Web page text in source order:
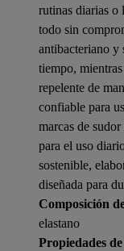
rutinas diarias o
todo sin
antibacteriano y
tiempo,
repelente de
confiable para
marcas de
para el uso
sostenible,
diseñada para
Composición
elastano
Propiedades